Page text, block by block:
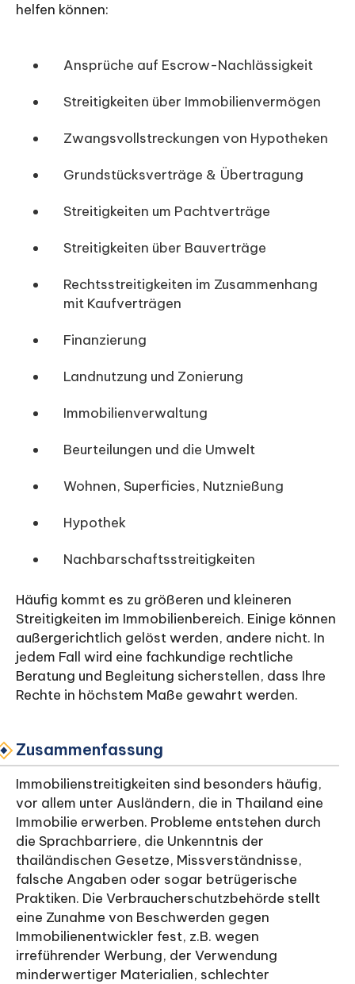
helfen können:
Ansprüche auf Escrow-Nachlässigkeit
Streitigkeiten über Immobilienvermögen
Zwangsvollstreckungen von Hypotheken
Grundstücksverträge & Übertragung
Streitigkeiten um Pachtverträge
Streitigkeiten über Bauverträge
Rechtsstreitigkeiten im Zusammenhang
mit Kaufverträgen
Finanzierung
Landnutzung und Zonierung
Immobilienverwaltung
Beurteilungen und die Umwelt
Wohnen, Superficies, Nutznießung
Hypothek
Nachbarschaftsstreitigkeiten
Häufig kommt es zu größeren und kleineren
Streitigkeiten im Immobilienbereich. Einige können
außergerichtlich gelöst werden, andere nicht. In
jedem Fall wird eine fachkundige rechtliche
Beratung und Begleitung sicherstellen, dass Ihre
Rechte in höchstem Maße gewahrt werden.
Zusammenfassung
Immobilienstreitigkeiten sind besonders häufig,
vor allem unter Ausländern, die in Thailand eine
Immobilie erwerben. Probleme entstehen durch
die Sprachbarriere, die Unkenntnis der
thailändischen Gesetze, Missverständnisse,
falsche Angaben oder sogar betrügerische
Praktiken. Die Verbraucherschutzbehörde stellt
eine Zunahme von Beschwerden gegen
Immobilienentwickler fest, z.B. wegen
irreführender Werbung, der Verwendung
minderwertiger Materialien, schlechter